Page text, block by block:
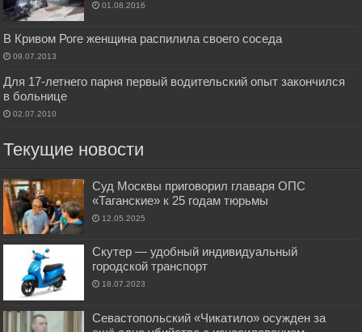
01.08.2016
В Кривом Роге женщина распилила своего соседа
09.07.2013
Для 17-летнего парня первый водительский опыт закончился
в больнице
02.07.2010
Текущие новости
Суд Москвы приговорил главаря ОПС
«Таганские» к 25 годам тюрьмы
12.05.2025
Скутер — удобный индивидуальный
городской транспорт
18.07.2023
Севастопольский «Чикатило» осужден за